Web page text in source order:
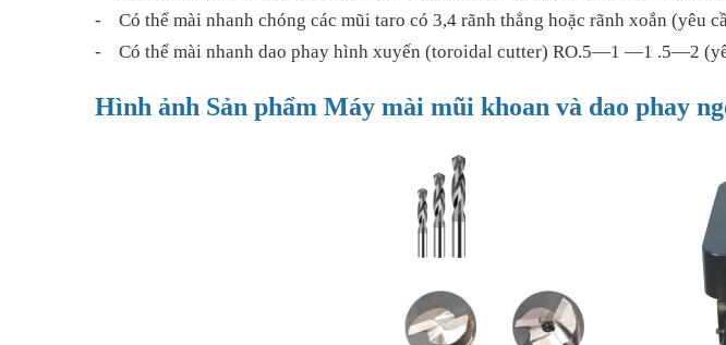
- Có thể mài nhanh chóng các mũi taro có 3,4 rãnh thẳng hoặc rãnh xoắn (yêu
- Có thể mài nhanh dao phay hình xuyến (toroidal cutter) RO.5—1 —1 .5—2
Hình ảnh Sản phẩm Máy mài mũi khoan và dao phay